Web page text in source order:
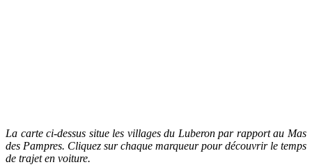
La carte ci-dessus situe les villages du Luberon par rapport au Mas
des Pampres. Cliquez sur chaque marqueur pour découvrir le temps
de trajet en voiture.